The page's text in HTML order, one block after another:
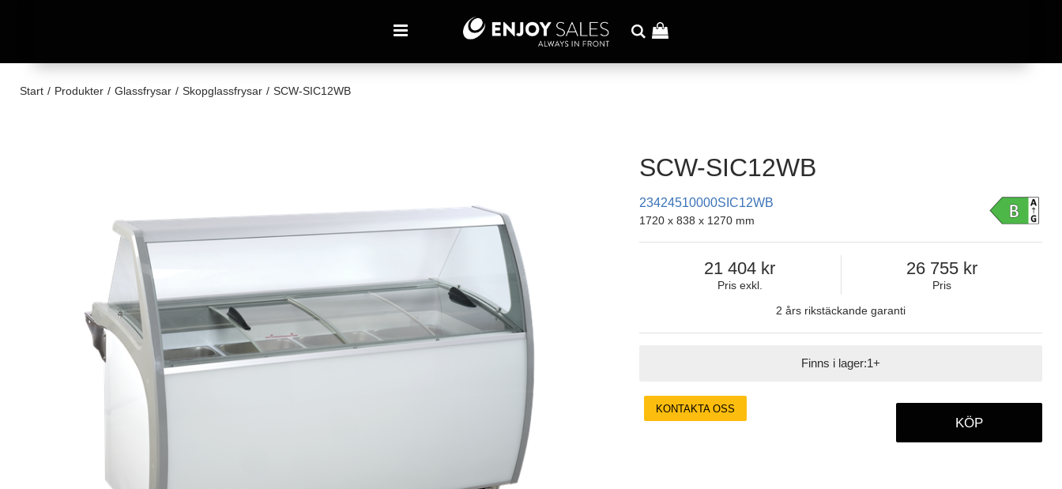
Start / Produkter / Glassfrysar / Skopglassfrysar / SCW-SIC12WB
SCW-SIC12WB
23424510000SIC12WB
1720 x 838 x 1270 mm
Pris exkl.
21 404
Pris
26 755
2 års rikstäckande garanti
Finns i lager:1+
KONTAKTA OSS
KÖP